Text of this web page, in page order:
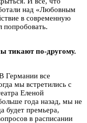
над «Любовным
в современную
тикают по-другому.
Германии все
мы встретились с
Еленой
года назад, мы не
будет премьера,
в расписании